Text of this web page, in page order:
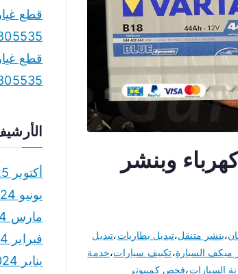
50805535 كراج كهرباء وبنشر
،بنشر متنقل،تبديل بطاريات،تبديل
ميكف السيارة،تكييف سيارات،خدمة
السيارات،فحص كمبيوتر
50805535
50805535 سكراب
أكتوبر 2025
يونيو 2024
مارس 2024
فبراير 2024
يناير 2024